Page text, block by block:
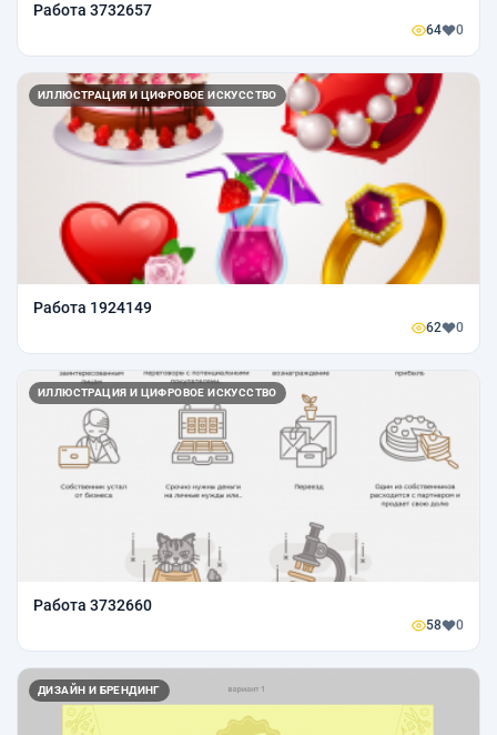
Работа 3732657
64 0
ИЛЛЮСТРАЦИЯ И ЦИФРОВОЕ ИСКУССТВО
Работа 1924149
62 0
ИЛЛЮСТРАЦИЯ И ЦИФРОВОЕ ИСКУССТВО
Работа 3732660
58 0
ДИЗАЙН И БРЕНДИНГ